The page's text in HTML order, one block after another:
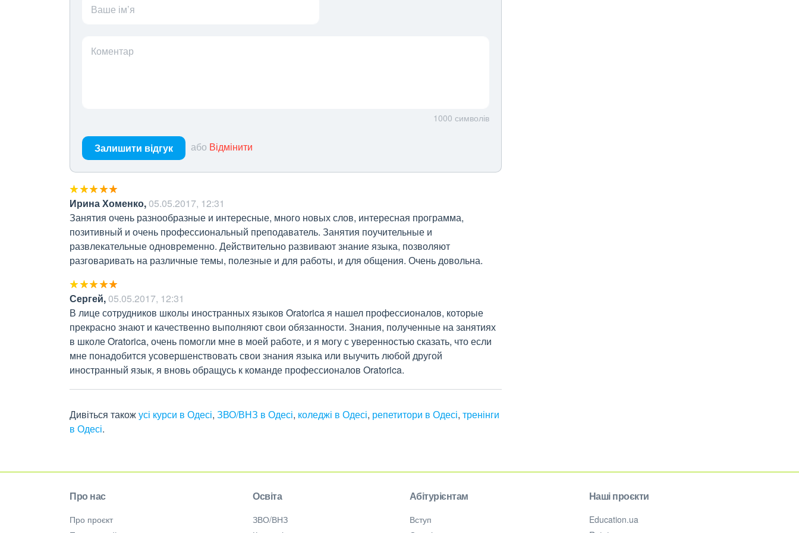
Ваше ім’я
Коментар
1000 символів
Залишити відгук або Відмінити
Ирина Хоменко,05.05.2017, 12:31
Занятия очень разнообразные и интересные, много новых слов, интересная программа,
позитивный и очень профессиональный преподаватель. Занятия поучительные и
развлекательные одновременно. Действительно развивают знание языка, позволяют
разговаривать на различные темы, полезные и для работы, и для общения. Очень довольна.
Сергей,05.05.2017, 12:31
В лице сотрудников школы иностранных языков Oratorica я нашел профессионалов, которые
прекрасно знают и качественно выполняют свои обязанности. Знания, полученные на занятиях
в школе Oratorica, очень помогли мне в моей работе, и я могу с уверенностью сказать, что если
мне понадобится усовершенствовать свои знания языка или выучить любой другой
иностранный язык, я вновь обращусь к команде профессионалов Oratorica.
Дивіться такожусі курси в Одесі, ЗВО/ВНЗ в Одесі, коледжі в Одесі, репетитори в Одесі, тренінги
в Одесі.
Про нас
Про проєкт
Освіта
ЗВО/ВНЗ
Абітурієнтам
Вступ
Наші проєкти
Education.ua